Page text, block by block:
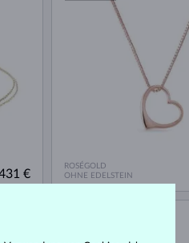
€
ROSÉGOLD
OHNE EDELSTEIN